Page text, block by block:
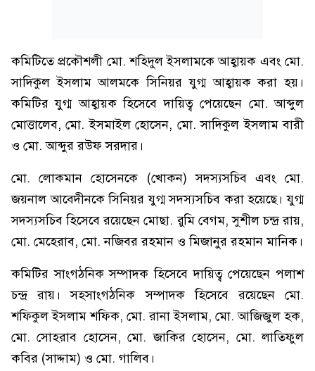
কমিটিতে প্রকৌশলী মো. শহিদুল ইসলামকে আহ্বায়ক এবং মো.
সাদিকুল ইসলাম আলমকে সিনিয়র যুগ্ম আহ্বায়ক করা হয়।
কমিটির যুগ্ম আহ্বায়ক হিসেবে দায়িত্ব পেয়েছেন মো. আব্দুল
মোত্তালেব, মো. ইসমাইল হোসেন, মো. সাদিকুল ইসলাম বারী
ও মো. আব্দুর রউফ সরদার।
মো. লোকমান হোসেনকে (খোকন) সদস্যসচিব এবং মো.
জয়নাল আবেদীনকে সিনিয়র যুগ্ম সদস্যসচিব করা হয়েছে। যুগ্ম
সদস্যসচিব হিসেবে রয়েছেন মোছা. রুমি বেগম, সুশীল চন্দ্র রায়,
মো. মেহেরাব, মো. নজিবর রহমান ও মিজানুর রহমান মানিক।
কমিটির সাংগঠনিক সম্পাদক হিসেবে দায়িত্ব পেয়েছেন পলাশ
চন্দ্র রায়। সহসাংগঠনিক সম্পাদক হিসেবে রয়েছেন মো.
শফিকুল ইসলাম শফিক, মো. রানা ইসলাম, মো. আজিজুল হক,
মো. সোহরাব হোসেন, মো. জাকির হোসেন, মো. লাতিফুল
কবির (সাদ্দাম) ও মো. গালিব।